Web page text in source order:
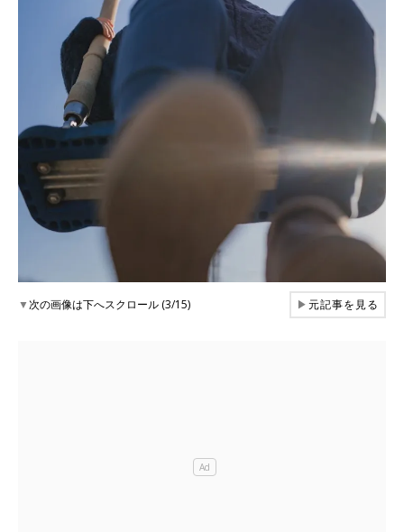
▼次の画像は下へスクロール (3/15) ▶元記事を見る